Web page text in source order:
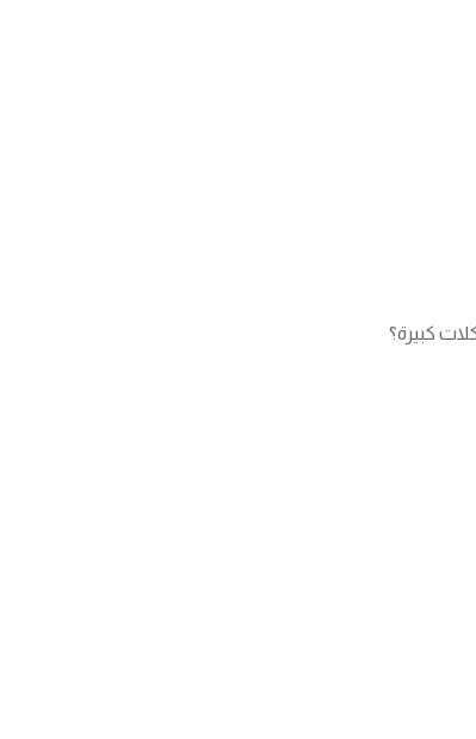
كبيرة؟